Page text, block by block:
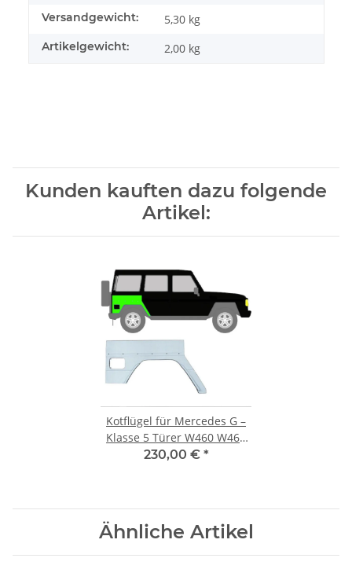
Versandgewicht: 5,30 kg
Artikelgewicht: 2,00 kg
Kunden kauften dazu folgende
Artikel:
Kotflügel für Mercedes G –
Klasse 5 Türer W460 W461
W463 1979 – 2021 hinten
230,00 € *
Ähnliche Artikel